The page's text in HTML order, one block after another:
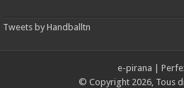
Tweets by Handballtn
e-pirana
© Copyright 2026, Tous